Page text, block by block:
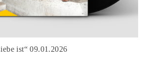
ist“ 09.01.2026